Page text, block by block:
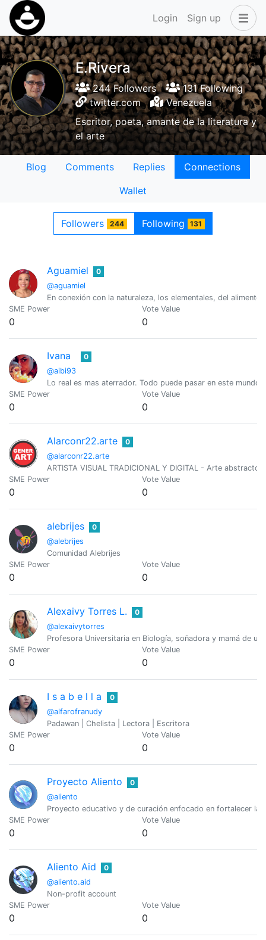
Login Sign up
E.Rivera
244 Followers
131 Following
twitter.com
Venezuela
Escritor, poeta, amante de la literatura y
el arte
Blog Comments Replies
Connections
Wallet
Followers 244 Following 131
Aguamiel
@aguamiel
0
En conexión con la naturaleza, los elementales, del
SME Power
0
Vote Value
0
Ivana
@aibi93
0
Lo real es mas aterrador. Todo puede pasar en este
SME Power
0
Vote Value
0
Alarconr22.arte
@alarconr22.arte
0
ARTISTA VISUAL TRADICIONAL Y DIGITAL - Arte
SME Power
0
Vote Value
0
alebrijes
@alebrijes
0
Comunidad Alebrijes
SME Power
0
Vote Value
0
Alexaivy Torres L.
@alexaivytorres
0
Profesora Universitaria en Biología, soñadora y mamá de un
SME Power
0
Vote Value
0
I s a b e l l a
@alfarofranudy
0
Padawan | Chelista | Lectora | Escritora
SME Power
0
Vote Value
0
Proyecto Aliento
@aliento
0
Proyecto educativo y de curación enfocado en fortalecer
SME Power
0
Vote Value
0
Aliento Aid
@aliento.aid
0
Non-profit account
SME Power
0
Vote Value
0